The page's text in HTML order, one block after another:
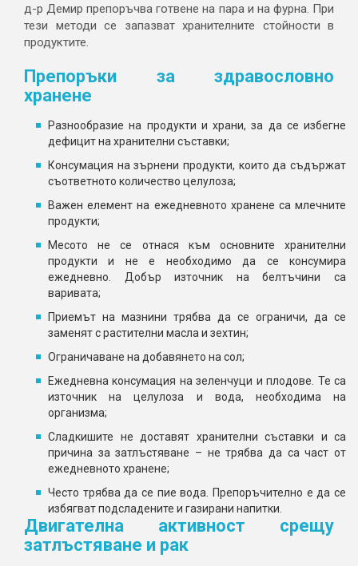
д-р Демир препоръчва готвене на пара и на фурна. При
тези методи се запазват хранителните стойности в
продуктите.
Препоръки за здравословно
хранене
Разнообразие на продукти и храни, за да се избегне
дефицит на хранителни съставки;
Консумация на зърнени продукти, които да съдържат
съответното количество целулоза;
Важен елемент на ежедневното хранене са млечните
продукти;
Месото не се отнася към основните хранителни
продукти и не е необходимо да се консумира
ежедневно. Добър източник на белтъчини са
варивата;
Приемът на мазнини трябва да се ограничи, да се
заменят с растителни масла и зехтин;
Ограничаване на добавянето на сол;
Ежедневна консумация на зеленчуци и плодове. Те са
източник на целулоза и вода, необходима на
организма;
Сладкишите не доставят хранителни съставки и са
причина за затлъстяване – не трябва да са част от
ежедневното хранене;
Често трябва да се пие вода. Препоръчително е да се
избягват подсладените и газирани напитки.
Двигателна активност срещу
затлъстяване и рак